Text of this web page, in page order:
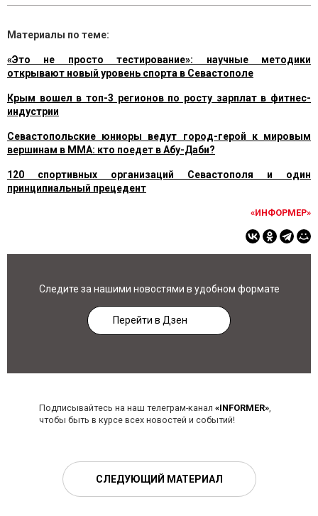
Материалы по теме:
«Это не просто тестирование»: научные методики
открывают новый уровень спорта в Севастополе
Крым вошел в топ-3 регионов по росту зарплат в фитнес-
индустрии
Севастопольские юниоры ведут город-герой к мировым
вершинам в ММА: кто поедет в Абу-Даби?
120 спортивных организаций Севастополя и один
принципиальный прецедент
«ИНФОРМЕР»
Следите за нашими новостями в удобном формате
Перейти в Дзен
Подписывайтесь на наш телеграм-канал «INFORMER»,
чтобы быть в курсе всех новостей и событий!
СЛЕДУЮЩИЙ МАТЕРИАЛ